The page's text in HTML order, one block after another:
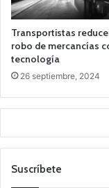
Transportistas
robo de mercancías
tecnología
26 septiembre, 2024
Suscríbete